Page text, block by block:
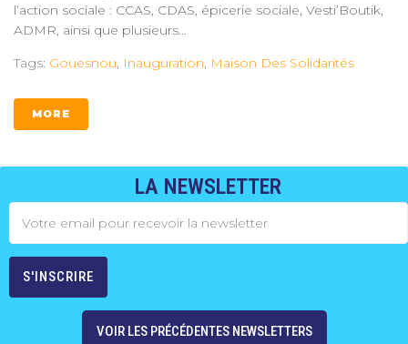
l’action sociale : CCAS, CDAS, épicerie sociale, Vesti’Boutik,
ADMR, ainsi que plusieurs...
Tags: Gouesnou, Inauguration, Maison Des Solidarités
MORE
LA NEWSLETTER
VOIR LES PRÉCÉDENTES NEWSLETTERS